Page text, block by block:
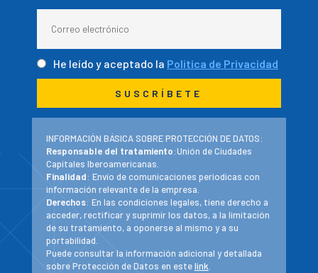
He leído y aceptado la Política de Privacidad
INFORMACIÓN BÁSICA SOBRE PROTECCIÓN DE DATOS:
Responsable del tratamiento:Unión de Ciudades
Capitales Iberoamericanas.
Finalidad: Envío de comunicaciones periodicas con
información relevante de la empresa.
Derechos: En las condiciones legales, tiene derecho a
acceder, rectificar y suprimir los datos, a la limitación
de su tratamiento, a oponerse al mismo y a su
portabilidad.
Puede consultar la información adicional y detallada
sobre Protección de Datos en estelink